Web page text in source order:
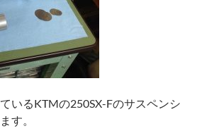
いるKTMの250SX-Fのサスペンシ
す。